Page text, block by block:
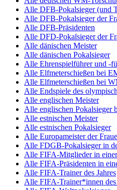
Alle DFB-Pokalsieger (und
Alle DFB-Pokalsieger der
Alle DFB-Präsidenten
Alle DFD-Pokalsieger der
Alle dänischen Meister
Alle dänischen Pokalsieger
Alle Ehrenspielführer und -
Alle Elfmeterschießen bei
Alle Elfmeterschießen bei
Alle Endspiele des
Alle englischen Meister
Alle englischen Pokalsieger
Alle estnischen Meister
Alle estnischen Pokalsieger
Alle Europameister der
Alle FDGB-Pokalsieger in
Alle FIFA-Mitglieder in
Alle FIFA-Präsidenten in
Alle FIFA-Trainer des Jahres
Alle FIFA-Trainer*innen des